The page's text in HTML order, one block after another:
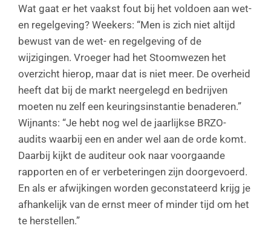
Wat gaat er het vaakst fout bij het voldoen aan wet-
en regelgeving? Weekers: “Men is zich niet altijd
bewust van de wet- en regelgeving of de
wijzigingen. Vroeger had het Stoomwezen het
overzicht hierop, maar dat is niet meer. De overheid
heeft dat bij de markt neergelegd en bedrijven
moeten nu zelf een keuringsinstantie benaderen.”
Wijnants: “Je hebt nog wel de jaarlijkse BRZO-
audits waarbij een en ander wel aan de orde komt.
Daarbij kijkt de auditeur ook naar voorgaande
rapporten en of er verbeteringen zijn doorgevoerd.
En als er afwijkingen worden geconstateerd krijg je
afhankelijk van de ernst meer of minder tijd om het
te herstellen.”